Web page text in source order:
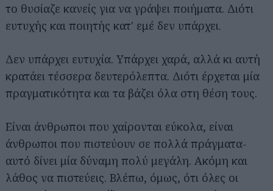
το θυσίαζε κανείς για να γράψει ποιήματα. Διότι
ευτυχής και ποιητής κατ' εμέ δεν υπάρχει.
Δεν υπάρχει ευτυχία. Υπάρχει χαρά, αλλά κι αυτή
κρατάει τέσσερα δευτερόλεπτα. Διότι έρχεται μία
πραγματικότητα και τα βάζει όλα στη θέση τους.
Είναι άνθρωποι που χαίρονται εύκολα, είναι
άνθρωποι που πιστεύουν σε πολλά πράγματα-
αυτό δίνει μία δύναμη πολύ μεγάλη. Ακόμη και
λάθος να πιστεύεις. Βλέπω, όμως, ότι όλες οι